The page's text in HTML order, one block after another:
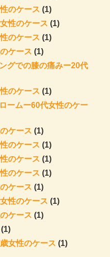
のケース (1)
性のケース (1)
のケース (1)
ケース (1)
グでの膝の痛みー20代
のケース (1)
ームー60代女性のケー
ケース (1)
のケース (1)
のケース (1)
のケース (1)
ケース (1)
性のケース (1)
ケース (1)
(1)
女性のケース (1)